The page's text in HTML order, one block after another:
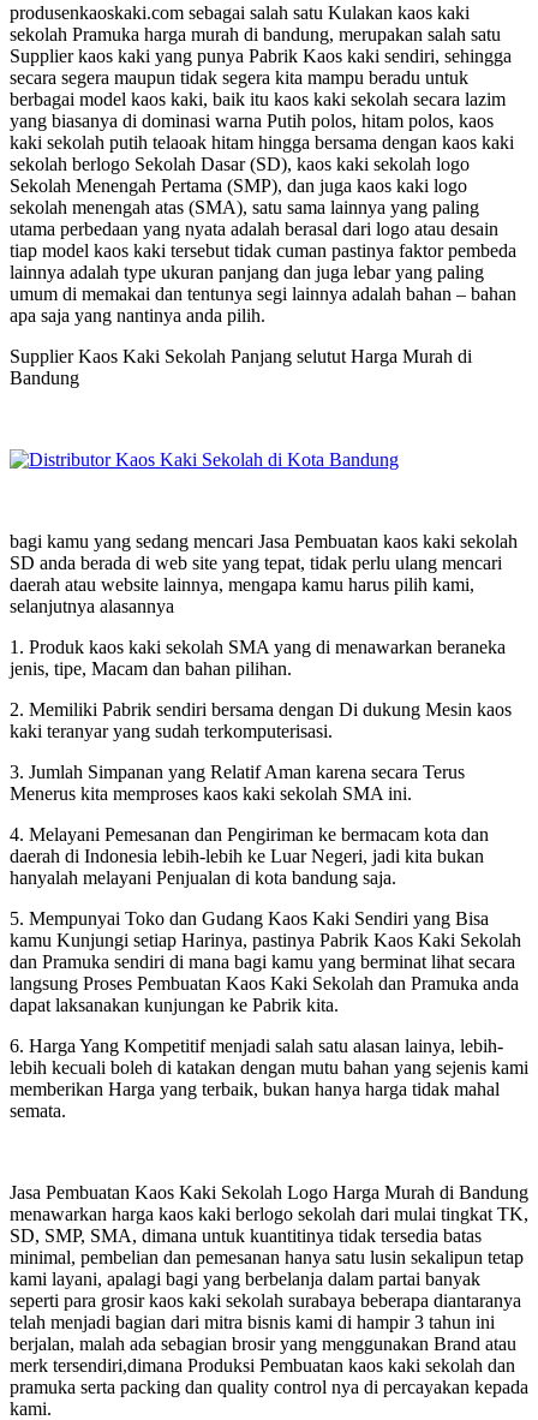
produsenkaoskaki.com sebagai salah satu Kulakan kaos kaki
sekolah Pramuka harga murah di bandung, merupakan salah satu
Supplier kaos kaki yang punya Pabrik Kaos kaki sendiri, sehingga
secara segera maupun tidak segera kita mampu beradu untuk
berbagai model kaos kaki, baik itu kaos kaki sekolah secara lazim
yang biasanya di dominasi warna Putih polos, hitam polos, kaos
kaki sekolah putih telaoak hitam hingga bersama dengan kaos kaki
sekolah berlogo Sekolah Dasar (SD), kaos kaki sekolah logo
Sekolah Menengah Pertama (SMP), dan juga kaos kaki logo
sekolah menengah atas (SMA), satu sama lainnya yang paling
utama perbedaan yang nyata adalah berasal dari logo atau desain
tiap model kaos kaki tersebut tidak cuman pastinya faktor pembeda
lainnya adalah type ukuran panjang dan juga lebar yang paling
umum di memakai dan tentunya segi lainnya adalah bahan – bahan
apa saja yang nantinya anda pilih.
Supplier Kaos Kaki Sekolah Panjang selutut Harga Murah di
Bandung
bagi kamu yang sedang mencari Jasa Pembuatan kaos kaki sekolah
SD anda berada di web site yang tepat, tidak perlu ulang mencari
daerah atau website lainnya, mengapa kamu harus pilih kami,
selanjutnya alasannya
1. Produk kaos kaki sekolah SMA yang di menawarkan beraneka
jenis, tipe, Macam dan bahan pilihan.
2. Memiliki Pabrik sendiri bersama dengan Di dukung Mesin kaos
kaki teranyar yang sudah terkomputerisasi.
3. Jumlah Simpanan yang Relatif Aman karena secara Terus
Menerus kita memproses kaos kaki sekolah SMA ini.
4. Melayani Pemesanan dan Pengiriman ke bermacam kota dan
daerah di Indonesia lebih-lebih ke Luar Negeri, jadi kita bukan
hanyalah melayani Penjualan di kota bandung saja.
5. Mempunyai Toko dan Gudang Kaos Kaki Sendiri yang Bisa
kamu Kunjungi setiap Harinya, pastinya Pabrik Kaos Kaki Sekolah
dan Pramuka sendiri di mana bagi kamu yang berminat lihat secara
langsung Proses Pembuatan Kaos Kaki Sekolah dan Pramuka anda
dapat laksanakan kunjungan ke Pabrik kita.
6. Harga Yang Kompetitif menjadi salah satu alasan lainya, lebih-
lebih kecuali boleh di katakan dengan mutu bahan yang sejenis kami
memberikan Harga yang terbaik, bukan hanya harga tidak mahal
semata.
Jasa Pembuatan Kaos Kaki Sekolah Logo Harga Murah di Bandung
menawarkan harga kaos kaki berlogo sekolah dari mulai tingkat TK,
SD, SMP, SMA, dimana untuk kuantitinya tidak tersedia batas
minimal, pembelian dan pemesanan hanya satu lusin sekalipun tetap
kami layani, apalagi bagi yang berbelanja dalam partai banyak
seperti para grosir kaos kaki sekolah surabaya beberapa diantaranya
telah menjadi bagian dari mitra bisnis kami di hampir 3 tahun ini
berjalan, malah ada sebagian brosir yang menggunakan Brand atau
merk tersendiri,dimana Produksi Pembuatan kaos kaki sekolah dan
pramuka serta packing dan quality control nya di percayakan kepada
kami.